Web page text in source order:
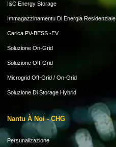
I&C Energy Storage
Immagazzinamentu Di Energia Residenziale
Carica PV-BESS -EV
Soluzione On-Grid
Soluzione Off-Grid
Microgrid Off-Grid / On-Grid
Soluzione Di Storage Hybrid
Nantu À Noi - CHG
Persunalizazione